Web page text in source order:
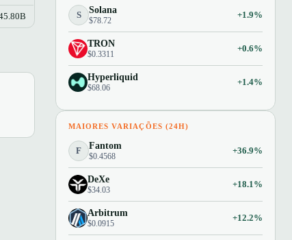
S Solana
$78.72
+1.9%
TRON
$0.3311
+0.6%
Hyperliquid
$68.06
+1.4%
MAIORES VARIAÇÕES (24H)
F Fantom
$0.4568
+36.9%
DeXe
$34.03
+18.1%
Arbitrum
$0.0915
+12.2%